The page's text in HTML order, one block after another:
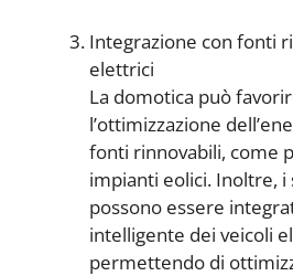
Integrazione con fonti
elettrici
La domotica può
l’ottimizzazione
fonti rinnovabili, come
impianti eolici. Inoltre,
possono essere
intelligente dei veicoli
permettendo di